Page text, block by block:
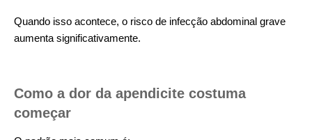
Quando isso acontece, o risco de infecção abdominal grave
aumenta significativamente.
Como a dor da apendicite costuma
começar